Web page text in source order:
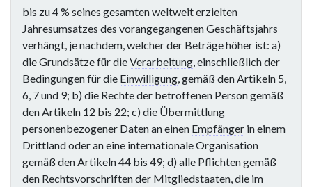
bis zu 4 % seines gesamten weltweit erzielten
Jahresumsatzes des vorangegangenen Geschäftsjahrs
verhängt, je nachdem, welcher der Beträge höher ist: a)
die Grundsätze für dieVerarbeitung , einschließlich der
Bedingungen für die Einwilligung , gemäß den Artikeln 5,
6, 7 und 9; b) die Rechte der betroffenen Person gemäß
den Artikeln 12 bis 22; c) die Übermittlung
personenbezogener Daten an einen Empfänger in einem
Drittland oder an eine internationale Organisation
gemäß den Artikeln 44 bis 49; d) alle Pflichten gemäß
den Rechtsvorschriften der Mitgliedstaaten, die im